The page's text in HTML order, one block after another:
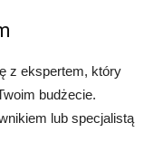
z ekspertem, który
budżecie.
lub specjalistą